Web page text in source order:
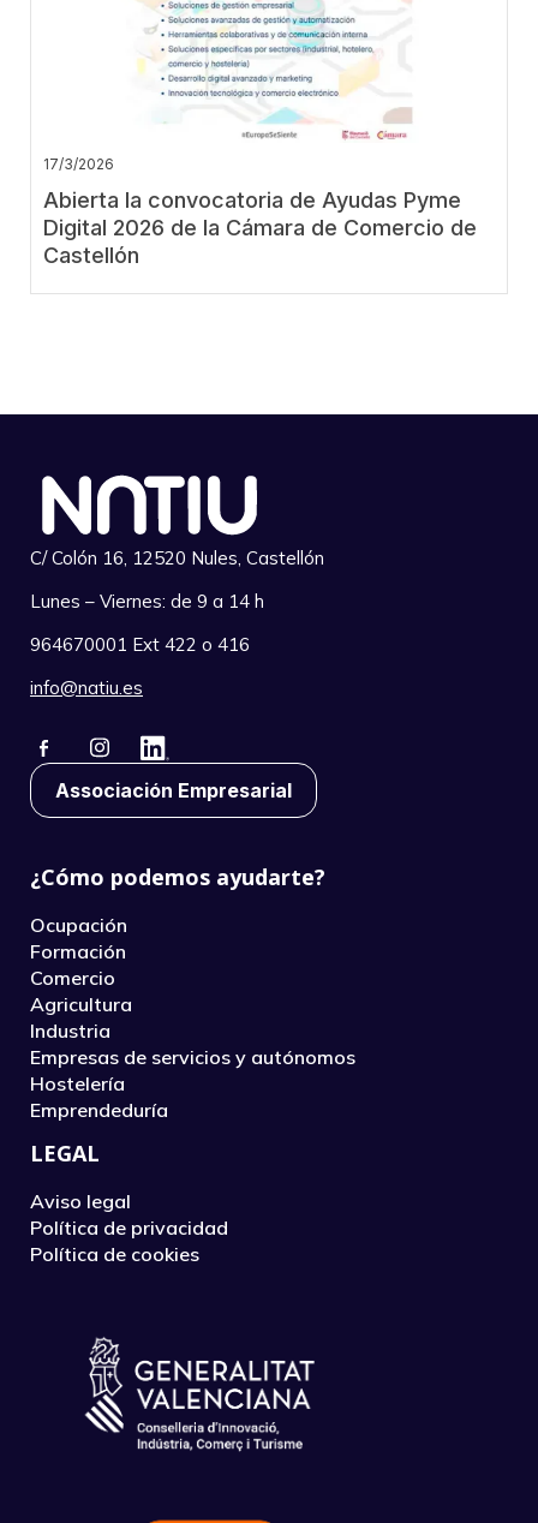
17/3/2026
Abierta la convocatoria de Ayudas Pyme
Digital 2026 de la Cámara de Comercio de
Castellón
C/ Colón 16, 12520 Nules, Castellón
Lunes – Viernes: de 9 a 14 h
964670001 Ext 422 o 416
info@natiu.es
Associación Empresarial
¿Cómo podemos ayudarte?
Ocupación
Formación
Comercio
Agricultura
Industria
Empresas de servicios y autónomos
Hostelería
Emprendeduría
LEGAL
Aviso legal
Política de privacidad
Política de cookies